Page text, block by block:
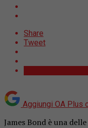
Share
Tweet
Aggiungi OA Plus
James Bond è una